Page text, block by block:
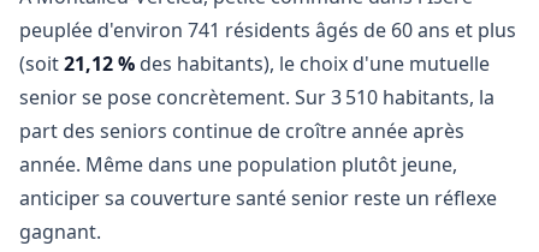
peuplée d'environ 741 résidents âgés de 60 ans et plus
(soit21,12 % des habitants), le choix d'une mutuelle
senior se pose concrètement. Sur 3 510 habitants, la
part des seniors continue de croître année après
année. Même dans une population plutôt jeune,
anticiper sa couverture santé senior reste un réflexe
gagnant.